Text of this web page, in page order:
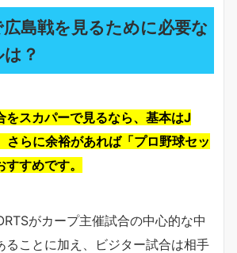
島戦を見るために必要な
？
をスカパーで見るなら、基本はJ
さらに余裕があれば「プロ野球セッ
すめです。
がカープ主催試合の中心的な中
ることに加え、ビジター試合は相手